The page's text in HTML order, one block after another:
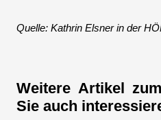
Quelle: Kathrin Elsner in der
Weitere Artikel
Sie auch